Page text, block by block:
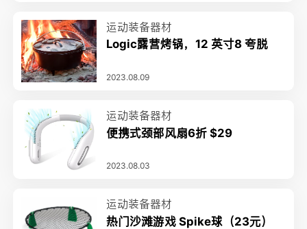
运动装备器材
Logic露营烤锅，12 英寸8 夸脱
2023.08.09
运动装备器材
便携式颈部风扇6折 $29
2023.08.03
运动装备器材
热门沙滩游戏 Spike球（23元）